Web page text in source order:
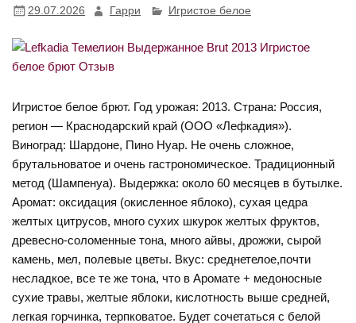
29.07.2026 Гарри Игристое белое
Игристое белое брют. Год урожая: 2013. Страна: Россия,
регион — Краснодарский край (ООО «Лефкадия»).
Виноград: Шардоне, Пино Нуар. Не очень сложное,
брутальноватое и очень гастрономическое. Традиционный
метод (Шампенуа). Выдержка: около 60 месяцев в бутылке.
Аромат: оксидация (окисленное яблоко), сухая цедра
желтых цитрусов, много сухих шкурок желтых фруктов,
древесно-соломенные тона, много айвы, дрожжи, сырой
камень, мел, полевые цветы. Вкус: среднетелое,почти
несладкое, все те же тона, что в Аромате + медоносные
сухие травы, желтые яблоки, кислотность выше средней,
легкая горчинка, терпковатое. Будет сочетаться с белой